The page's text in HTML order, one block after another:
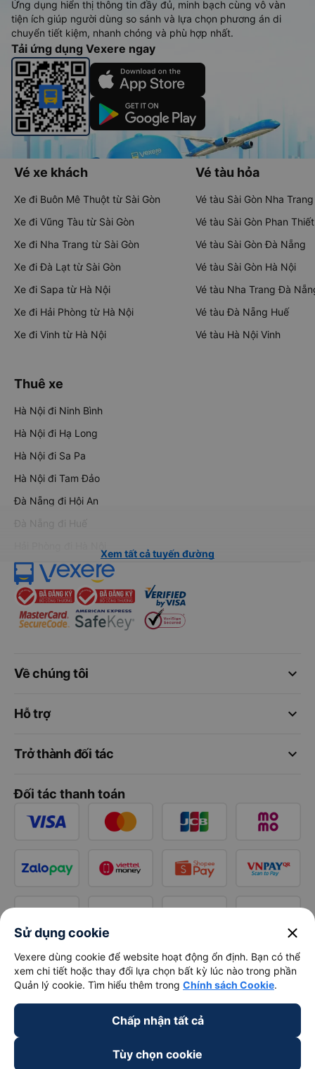
Ứng dụng hiển thị thông tin đầy đủ, minh bạch cùng vô vàn
tiện ích giúp người dùng so sánh và lựa chọn phương án di
chuyển tiết kiệm, nhanh chóng và phù hợp nhất.
Tải ứng dụng Vexere ngay
Vé xe khách
Xe đi Buôn Mê Thuột từ Sài Gòn
Xe đi Vũng Tàu từ Sài Gòn
Xe đi Nha Trang từ Sài Gòn
Xe đi Đà Lạt từ Sài Gòn
Xe đi Sapa từ Hà Nội
Xe đi Hải Phòng từ Hà Nội
Xe đi Vinh từ Hà Nội
Vé tàu hỏa
Vé tàu Sài Gòn Nha Trang
Vé tàu Sài Gòn Phan Thiết
Vé tàu Sài Gòn Đà Nẵng
Vé tàu Sài Gòn Hà Nội
Vé tàu Nha Trang Đà
Vé tàu Đà Nẵng Huế
Vé tàu Hà Nội Vinh
Thuê xe
Hà Nội đi Ninh Bình
Hà Nội đi Hạ Long
Hà Nội đi Sa Pa
Hà Nội đi Tam Đảo
Đà Nẵng đi Hội An
Đà Nẵng đi Huế
Xem tất cả tuyến đường
keyboard_arrow_down
Về chúng tôi
keyboard_arrow_down
Hỗ trợ
keyboard_arrow_down
Trở thành đối tác
Đối tác thanh toán
Sử dụng cookie close
Vexere dùng cookie để website hoạt động ổn định. Bạn có thể
xem chi tiết hoặc thay đổi lựa chọn bất kỳ lúc nào trong phần
Quản lý cookie. Tìm hiểu thêm trong Chính sách Cookie.
Chấp nhận tất cả
Tùy chọn cookie